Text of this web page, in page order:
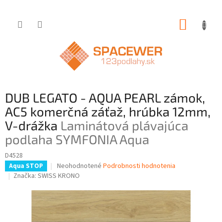
DUB LEGATO - AQUA PEARL zámok,
AC5 komerčná záťaž, hrúbka 12mm,
V-drážka Laminátová plávajúca
podlaha SYMFONIA Aqua
D4528
Aqua STOP
Priemerné
hodnotenie
je
0,0
z
Neohodnotené Podrobnosti hodnotenia
Značka: SWISS KRONO